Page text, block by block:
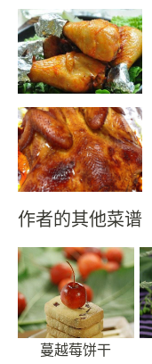
作者的其他菜谱
蔓越莓饼干